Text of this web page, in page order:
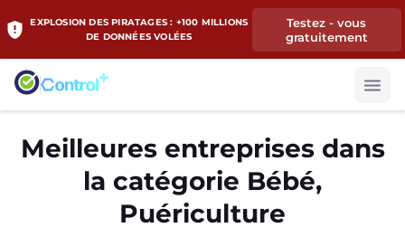
EXPLOSION DES PIRATAGES : +100 MILLIONS
DE DONNÉES VOLÉES
Testez - vous
gratuitement
Meilleures entreprises dans
la catégorie Bébé,
Puériculture